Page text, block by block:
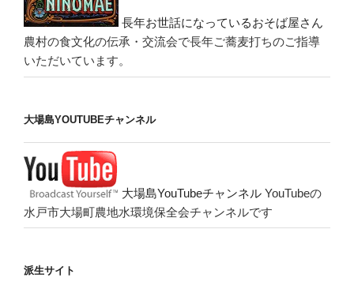
長年お世話になっているおそば屋さん
農村の食文化の伝承・交流会で長年ご蕎麦打ちのご指導
いただいています。
大場島YOUTUBEチャンネル
大場島YouTubeチャンネル YouTubeの
水戸市大場町農地水環境保全会チャンネルです
派生サイト